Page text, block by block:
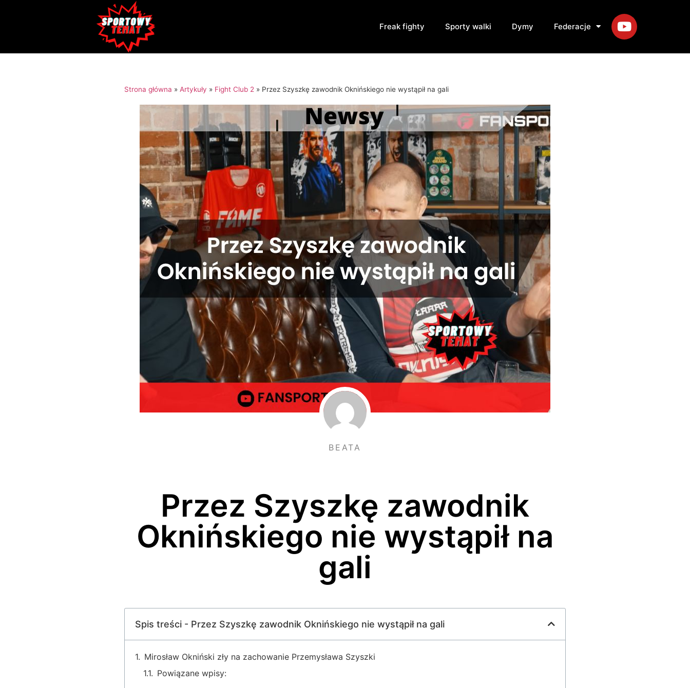
Freak fighty Sporty walki Dymy Federacje
Strona główna » Artykuły » Fight Club 2 » Przez Szyszkę zawodnik Oknińskiego nie wystąpił na gali
BEATA
Przez Szyszkę zawodnik
Oknińskiego nie wystąpił na
gali
Spis treści - Przez Szyszkę zawodnik Oknińskiego nie wystąpił na gali
Mirosław Okniński zły na zachowanie Przemysława Szyszki
Powiązane wpisy: